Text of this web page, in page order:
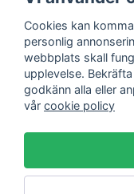
Logga in
Registrera dig
Glömt lösenord?
Betala enkelt
Cookies kan
personlig
webbplats skall
upplevelse.
godkänn alla eller
vår cookie policy